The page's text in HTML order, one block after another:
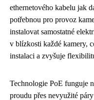
ethernetového kabelu jak
potřebnou pro provoz
instalovat samostatné
v blízkosti každé kamery,
instalaci a zvyšuje
Technologie PoE funguje
proudu přes nevyužité